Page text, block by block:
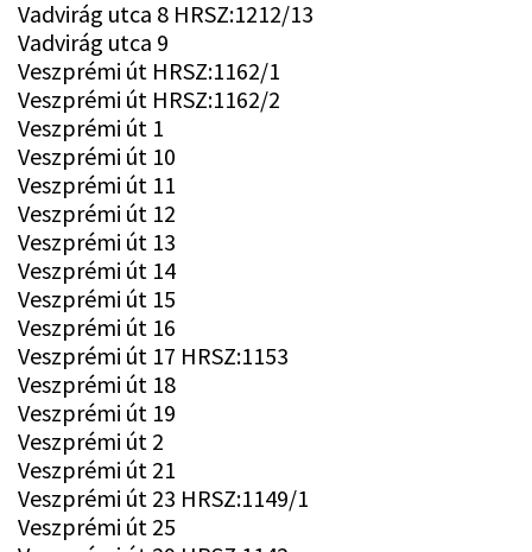
Vadvirág utca 8 HRSZ:1212/13
Vadvirág utca 9
Veszprémi út HRSZ:1162/1
Veszprémi út HRSZ:1162/2
Veszprémi út 1
Veszprémi út 10
Veszprémi út 11
Veszprémi út 12
Veszprémi út 13
Veszprémi út 14
Veszprémi út 15
Veszprémi út 16
Veszprémi út 17 HRSZ:1153
Veszprémi út 18
Veszprémi út 19
Veszprémi út 2
Veszprémi út 21
Veszprémi út 23 HRSZ:1149/1
Veszprémi út 25